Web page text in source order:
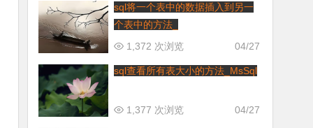
sql将一个表中的数据插入到另一
个表中的方法_
04/27
1,372 次浏览
sql查看所有表大小的方法_MsSql
04/27
1,377 次浏览